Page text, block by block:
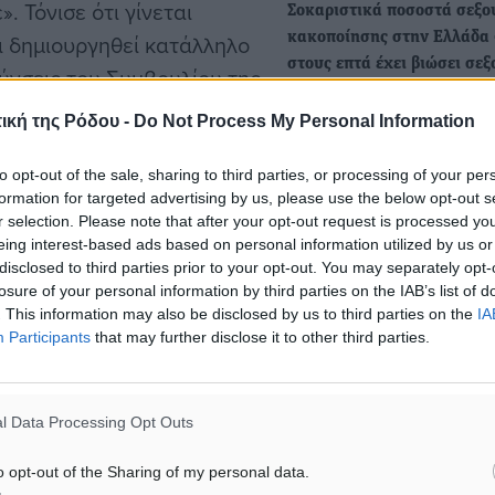
της Ρόδου - Do Not Process My Personal Information
opt-out of the sale, sharing to third parties, or processing of your
for targeted advertising by us, please use the below opt-out
selection. Please note that after your opt-out request is processed
interest-based ads based on personal information utilized by us
to third parties prior to your opt-out. You may separately
of your personal information by third parties on the IAB’s list of
This information may also be disclosed by us to third parties on the
Participants that may further disclose it to other third parties.
Data Processing Opt Outs
opt-out of the Sharing of my personal data.
ότι γίνεται
κατάλληλο
του Συμβουλίου της
σχεδίων που με
όλα τα χρήσιμα
η Νίκη, που λέει
να αγγίξει την
που δέχεται
και απευθύνεται στη
που βρίσκεται
από έναν
Σοκαριστικά ποσοστά
κακοποίησης στην
στους επτά έχει βιώσει
Ένας στους επτά ενήλικες
σεξουαλική βία κατά την
του ηλικία,…
Δικάζονται δύο φρικτές
σεξουαλικής κακοποίησης
Στο εδώλιο του Μικτού
κατηγορούμενος για